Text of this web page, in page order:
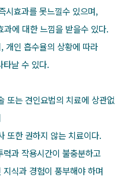
시효과를 못느낄수 있으며,
에 대한 느낌을 받을수 있다.
개인 흡수율의 상황에 따라
타날 수 있다.
또는 견인요법의 치료에 상관없
또한 권하지 않는 치료이다.
과 작용시간이 불충분하고
식과 경험이 풍부해야 하며